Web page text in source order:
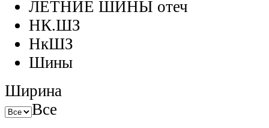
ЛЕТНИЕ ШИНЫ отеч
НК.ШЗ
НкШЗ
Шины
Ширина
Все